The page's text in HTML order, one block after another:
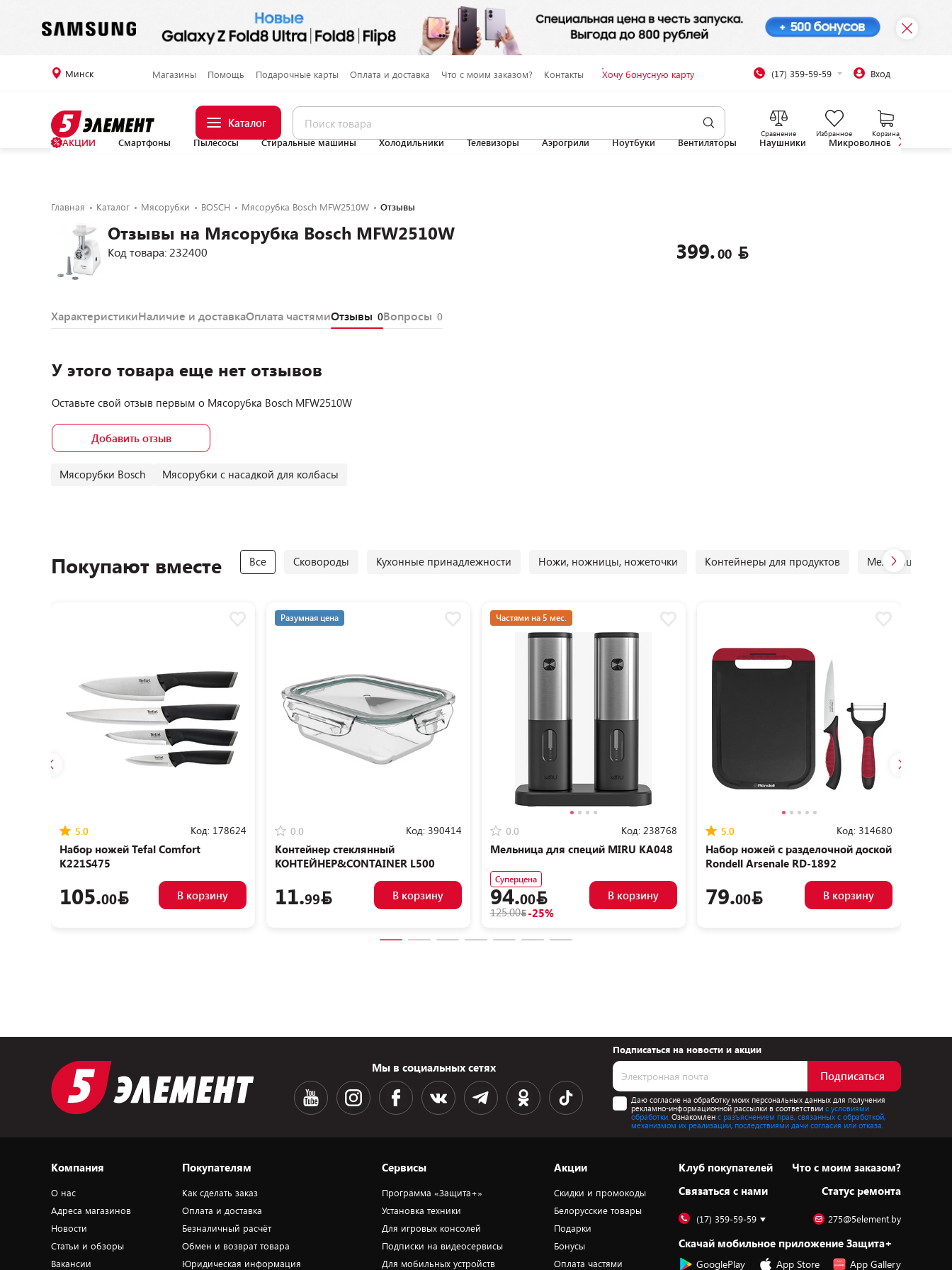
Минск Магазины Помощь Подарочные карты Оплата и доставка Что с моим заказом? Контакты Хочу бонусную карту (17) 359-59-59 Вход
Каталог
Сравнение Избранное Корзина
АКЦИИ Смартфоны Пылесосы Стиральные машины Холодильники Телевизоры Аэрогрили Ноутбуки Вентиляторы Наушники Микроволновые печи
Главная Каталог Мясорубки BOSCH Мясорубка Bosch MFW2510W Отзывы
Отзывы на Мясорубка Bosch MFW2510W
Код товара: 232400 399.00
ХарактеристикиНаличие и доставкаОплата частямиОтзывы 0Вопросы 0
У этого товара еще нет отзывов
Оставьте свой отзыв первым о Мясорубка Bosch MFW2510W
Добавить отзыв
Мясорубки Bosch Мясорубки с насадкой для колбасы
Покупают вместе Все Сковороды Кухонные принадлежности Ножи, ножницы, ножеточки Контейнеры для продуктов Мельницы для
5.0 Код: 178624
Набор ножей Tefal Сomfort
K221S475
105.00 В корзину
Разумная цена
0.0 Код: 390414
Контейнер стеклянный
КОНТЕЙНЕР&CONTAINER L500
11.99 В корзину
Частями на 5 мес.
0.0 Код: 238768
Мельница для специй MIRU KA048
Суперцена
94.00
125.00 -25%
В корзину
5.0 Код: 314680
Набор ножей с разделочной доской
Rondell Arsenale RD-1892
79.00 В корзину
Мы в социальных сетях
Подписаться на новости и акции
Подписаться
Даю согласие на обработку моих персональных данных для получения
рекламно-информационной рассылки в соответствиис условиями
обработки. Ознакомлен с разъяснением прав, связанных с обработкой,
механизмом их реализации, последствиями дачи согласия или отказа.
Компания
О нас
Адреса магазинов
Новости
Статьи и обзоры
Вакансии
Покупателям
Как сделать заказ
Оплата и доставка
Безналичный расчёт
Обмен и возврат товара
Юридическая информация
Сервисы
Программа «Защита+»
Установка техники
Для игровых консолей
Подписки на видеосервисы
Для мобильных устройств
Акции
Скидки и промокоды
Белорусские товары
Подарки
Бонусы
Оплата частями
Клуб покупателей
Cвязаться с нами
Что с моим заказом?
Статус ремонта
(17) 359-59-59 275@5element.by
Скачай мобильное приложение Защита+
GooglePlay App Store App Gallery